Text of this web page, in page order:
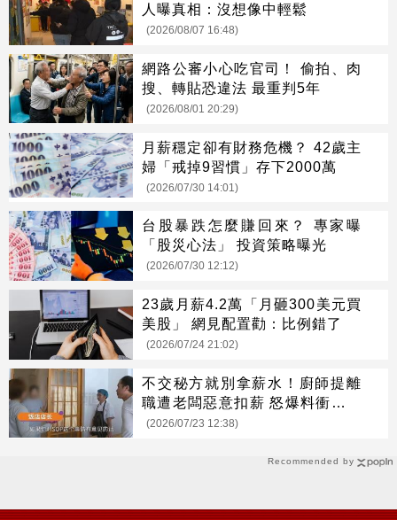
Recommended by
人曝真相：沒想像中輕鬆
(2026/08/07 16:48)
網路公審小心吃官司！ 偷拍、肉
搜、轉貼恐違法 最重判5年
(2026/08/01 20:29)
月薪穩定卻有財務危機？ 42歲主
婦「戒掉9習慣」存下2000萬
(2026/07/30 14:01)
台股暴跌怎麼賺回來？ 專家曝
「股災心法」 投資策略曝光
(2026/07/30 12:12)
23歲月薪4.2萬「月砸300美元買
美股」 網見配置勸：比例錯了
(2026/07/24 21:02)
不交秘方就別拿薪水！廚師提離
職遭老闆惡意扣薪 怒爆料衝上熱
搜
(2026/07/23 12:38)